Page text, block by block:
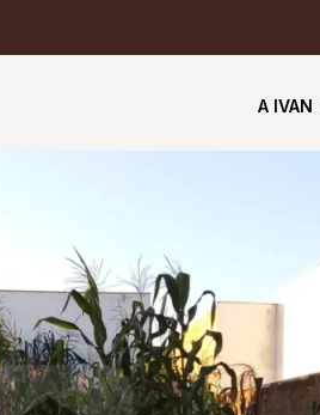
A IVAN